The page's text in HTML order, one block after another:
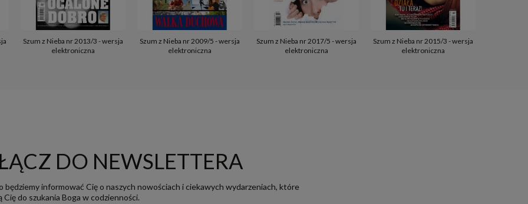
Szum z Nieba nr 2013/3 - wersja
elektroniczna
Szum z Nieba nr 2009/5 - wersja
elektroniczna
Szum z Nieba nr 2017/5 - wersja
elektroniczna
Szum z Nieba nr 2015/3 - wersja
elektroniczna
DO NEWSLETTERA
będziemy informować Cię o naszych nowościach i ciekawych wydarzeniach, które
Cię do szukania Boga w codzienności.